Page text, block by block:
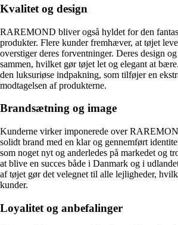
Kvalitet og design
RAREMOND bliver også hyldet for den
produkter. Flere kunder fremhæver, at tøjet
overstiger deres forventninger. Deres design
sammen, hvilket gør tøjet let og elegant at
den luksuriøse indpakning, som tilføjer en
modtagelsen af produkterne.
Brandsætning og image
Kunderne virker imponerede over
solidt brand med en klar og gennemført
som noget nyt og anderledes på markedet og
at blive en succes både i Danmark og i
af tøjet gør det velegnet til alle lejligheder,
kunder.
Loyalitet og anbefalinger